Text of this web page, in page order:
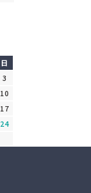
日
3
10
17
24